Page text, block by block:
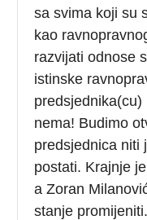
sa svima koji su
kao
razvijati odnose
istinske
nema! Budimo
predsjednica niti
postati. Krajnje
a Zoran
stanje promijeniti.